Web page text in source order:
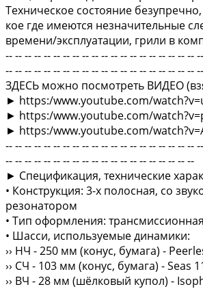
Техническое состояние
кое где имеются незначительные
времени/эксплуатации, грили в
-- -- -- -- -- -- -- -- -- -- -- -- -- -- -- -- -- -- -- --
-- -- -- -- -- -- -- -- -- -- -- -- -- -- -- -- -- -- -- --
ЗДЕСЬ можно посмотреть ВИДЕО
► https:/www.youtube.com/
► https:/www.youtube.com/
► https:/www.youtube.com/
-- -- -- -- -- -- -- -- -- -- -- -- -- -- -- -- -- -- -- --
-- -- -- -- -- -- -- -- -- -- -- -- -- -- -- -- -- -- -- --
► Спецификация, технические
• Конструкция: 3-х полосная, со
резонатором
• Тип оформления:
• Шасси, используемые динамики:
›› НЧ - 250 мм (конус, бумага) -
›› СЧ - 103 мм (конус, бумага) - Seas
›› ВЧ - 28 мм (шёлковый купол) -